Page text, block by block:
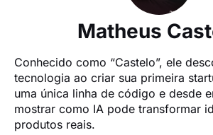
Matheus
Conhecido como “Castelo”, ele
tecnologia ao criar sua primeira
uma única linha de código e desde
mostrar como IA pode transformar
produtos reais.